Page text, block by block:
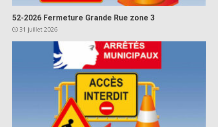
52-2026 Fermeture Grande Rue zone 3
31 juillet 2026